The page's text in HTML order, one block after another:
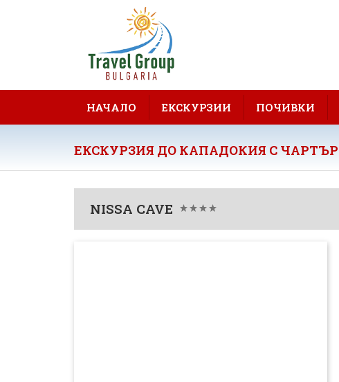
НАЧАЛО ЕКСКУРЗИИ ПОЧИВКИ
ЕКСКУРЗИЯ ДО КАПАДОКИЯ С
NISSA CAVE